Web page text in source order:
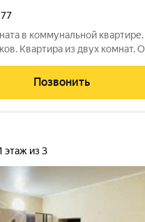
в коммунальной
Квартира из двух комнат.
: кухня, прихожая,
Позвонить
этаж из 3